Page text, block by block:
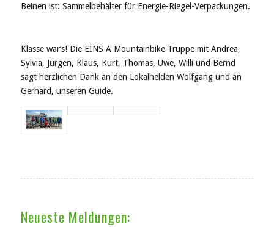
Beinen ist: Sammelbehälter für Energie-Riegel-Verpackungen.
Klasse war‘s! Die EINS A Mountainbike-Truppe mit Andrea,
Sylvia, Jürgen, Klaus, Kurt, Thomas, Uwe, Willi und Bernd
sagt herzlichen Dank an den Lokalhelden Wolfgang und an
Gerhard, unseren Guide.
Neueste Meldungen: